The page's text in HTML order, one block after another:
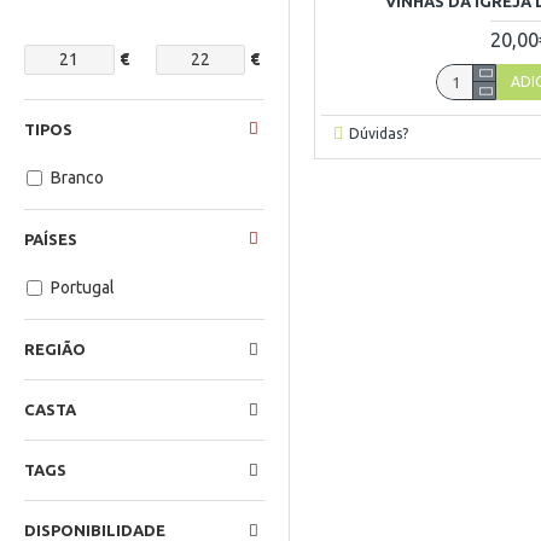
€ €
CASTA
TIPOS
Branco
PAÍSES
Portugal
REGIÃO
TAGS
DISPONIBILIDADE
Dúvidas?